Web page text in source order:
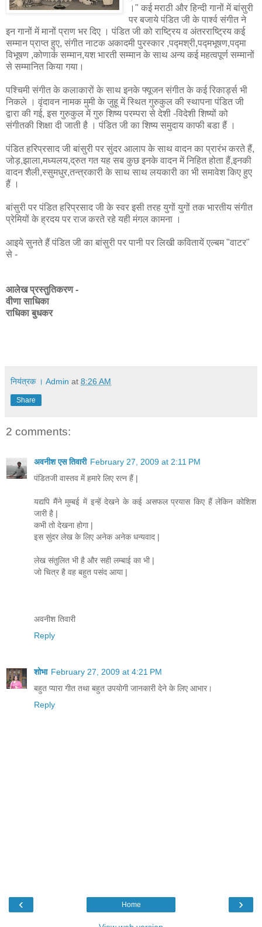
।" कई मराठी और हिन्दी गानों में बांसुरी
पर बजाये पंडित जी के पार्श्व संगीत ने
इन गानों में मानों प्राण भर दिए । पंडित जी को राष्ट्रिय व अंतरराष्ट्रिय कई
सम्मान प्राप्त हुए, संगीत नाटक अकादमी पुरस्कार ,पद्मश्री,पद्मभूषण,पद्मा
विभूषण ,कोणार्क सम्मान,यश भारती सम्मान के साथ अन्य कई महत्वपूर्ण सम्मानों
से सम्मानित किया गया।
पश्चिमी संगीत के कलाकारों के साथ इनके फ्यूजन संगीत के कई रिकार्ड्स भी
निकले । वृंदावन नामक मुमी के जुहू में स्थित गुरुकुल की स्थापना पंडित जी
द्वारा की गई, इस गुरुकुल में गुरु शिष्य परम्परा से देशी -विदेशी शिष्यों को
संगीतकी शिक्षा दी जाती है । पंडित जी का शिष्य समुदाय काफी बडा हैं ।
पंडित हरिप्रसाद जी बांसुरी पर सुंदर आलाप के साथ वादन का प्रारंभ करते हैं,
जोड़,झाला,मध्यलय,द्रुत गत यह सब कुछ इनके वादन में निहित होता हैं,इनकी
वादन शैली,स्सुमधुर,तन्त्रकारी के साथ साथ लयकारी का भी समावेश किए हुए
हैं ।
बांसुरी पर पंडित हरिप्रसाद जी के स्वर इसी तरह युगों युगों तक भारतीय संगीत
प्रेमियों के ह्रदय पर राज करते रहे यही मंगल कामना ।
आइये सुनते हैं पंडित जी का बांसुरी पर पानी पर लिखी कवितायें एल्बम "वाटर"
से -
आलेख प्रस्तुतिकरण -
वीणा साधिका
राधिका बुधकर
नियंत्रक । Admin at 8:26 AM
Share
2 comments:
अवनीश एस तिवारी February 27, 2009 at 2:11 PM
पंडितजी वास्तव में हमारे लिए रत्न हैं |
यद्यपि मैंने मुम्बई में इन्हें देखने के कई असफल प्रयास किए हैं लेकिन कोशिश
जारी है |
कभी तो देखना होगा |
इस सुंदर लेख के लिए अनेक अनेक धन्यवाद |
लेख संतुलित भी है और सही लम्बाई का भी |
जो चित्र है वह बहुत पसंद आया |
अवनीश तिवारी
Reply
शोभा February 27, 2009 at 4:21 PM
बहुत प्यारा गीत तथा बहुत उपयोगी जानकारी देने के लिए आभार।
Reply
‹ ›
Home